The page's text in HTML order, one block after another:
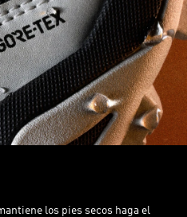
los pies secos haga el